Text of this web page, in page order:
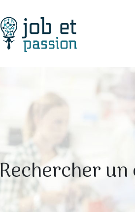
Rechercher